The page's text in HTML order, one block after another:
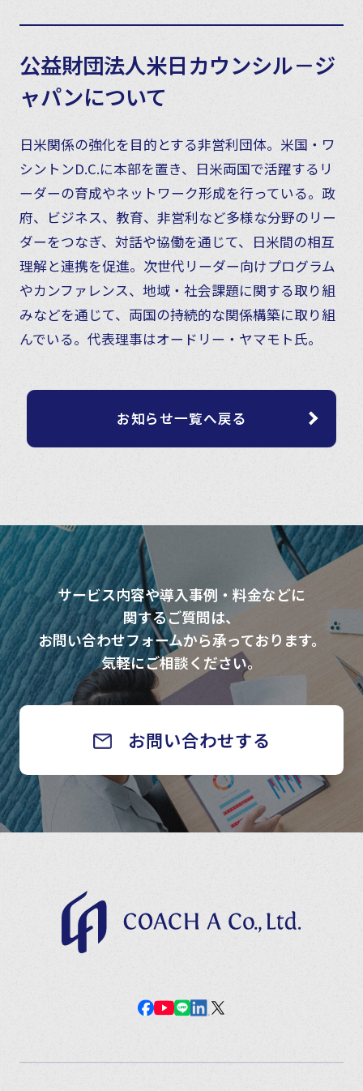
公益財団法人米日カウンシル－ジ
ャパンについて
日米関係の強化を目的とする非営利団体。米国・ワ
シントンD.C.に本部を置き、日米両国で活躍するリ
ーダーの育成やネットワーク形成を行っている。政
府、ビジネス、教育、非営利など多様な分野のリー
ダーをつなぎ、対話や協働を通じて、日米間の相互
理解と連携を促進。次世代リーダー向けプログラム
やカンファレンス、地域・社会課題に関する取り組
みなどを通じて、両国の持続的な関係構築に取り組
んでいる。代表理事はオードリー・ヤマモト氏。
お知らせ一覧へ戻る
サービス内容や導入事例・料金などに
関するご質問は、
お問い合わせフォームから承っております。
気軽にご相談ください。
お問い合わせする